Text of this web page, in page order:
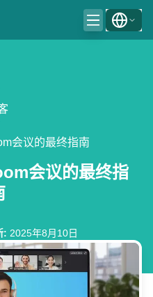
会议的最终指南
会议的最终指
: 2025年8月10日